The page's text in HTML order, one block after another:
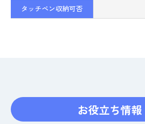
タッチペン収納可否
お役立ち情報